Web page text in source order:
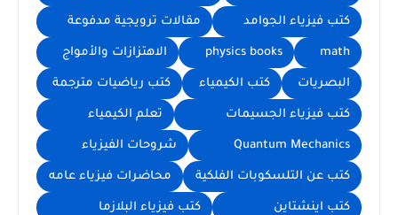
كتب فيزياء الجوامد مقالات ترويجية مدفوعة
math
physics books الاهتزازات والأمواج
البصريات كتب الكيمياء كتب رياضيات مترجمة
كتب فيزياء الجسيمات تعلم الكيمياء
Quantum Mechanics شروحات الفيزياء
كتب عن التلسكوبات الفلكية محاضرات فيزياء عامه
كتب اينشتاين كتب فيزياء البلازما